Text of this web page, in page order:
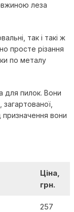
леза
так і такі ж
просте різання
по металу
для пилок. Вони
призначення вони
Ціна,
грн.
257